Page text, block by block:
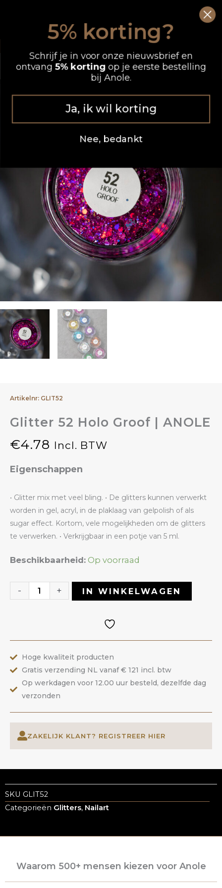
inhoud
Artikelnr: GLIT52
Glitter 52 Holo Groof | ANOLE
€4.78 Incl. BTW
Eigenschappen
• Glitter mix met veel bling. • De glitters kunnen verwerkt
worden in gel, acryl, in de plaklaag van gelpolish of als
sugar effect. Kortom, vele mogelijkheden om de glitters
te verwerken. • Verkrijgbaar in een potje van 5 ml.
Beschikbaarheid: Op voorraad
-
Glitter
Holo
+ IN WINKELWAGEN
Hoge kwaliteit producten
Gratis verzending NL vanaf € 121 incl. btw
Op werkdagen voor 12.00 uur besteld, dezelfde dag
verzonden
ZAKELIJK KLANT? REGISTREER HIER
SKU GLIT52
Categorieën Glitters, Nailart
Waarom 500+ mensen kiezen voor Anole
5% korting?
Schrijf je in voor onze nieuwsbrief en
ontvang5% korting op je eerste bestelling
bij Anole.
Ja, ik wil korting
Nee, bedankt